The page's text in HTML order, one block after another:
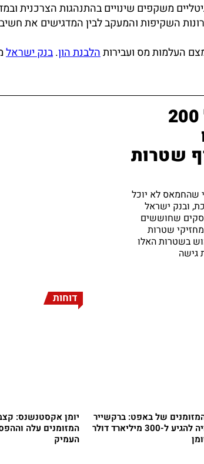
משקפים שינויים בהתנהגות הצרכנית
השקיפות והמעקב לבין המדגישים את
העלמות מס ועבירותהלבנת הון.בנק ישראל
השימוש בשטר של 200
שטרות
ה-200 שקל כדי שהחמאס לא יוכל
ובנק ישראל
שחוששים
שטרות של 200 שקל, מחזיקי שטרות
בשטרות האלו
גישה
של באפט: ברקשייר
צפויה להגיע ל-300 מיליארד דולר
דוחות
יומן אקסטנשנס:
המזומנים עלה
העמיק